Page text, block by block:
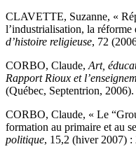
CLAVETTE, Suzanne, «
l’industrialisation, la réforme
d’histoire religieuse, 72
CORBO, Claude,Art,
Rapport Rioux et
(Québec, Septentrion,
CORBO, Claude, « Le
formation au primaire et au
politique, 15,2 (hiver 2007) :